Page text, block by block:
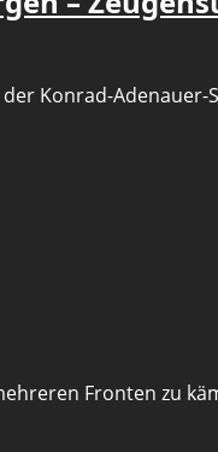
Konrad-Adenauer-
Fronten zu